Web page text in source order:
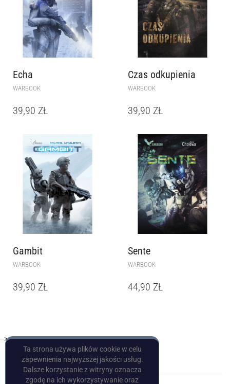
Echa
WARBOOK
39,90 ZŁ
Czas odkupienia
WARBOOK
39,90 ZŁ
Gambit
WARBOOK
39,90 ZŁ
Sente
WARBOOK
44,90 ZŁ
-->
Ta strona używa plików cookie w celu
zapewnienia najwyższej jakości usług.
Dalsze korzystanie z witryny oznacza
zgodę na ich wykorzystywanie oraz